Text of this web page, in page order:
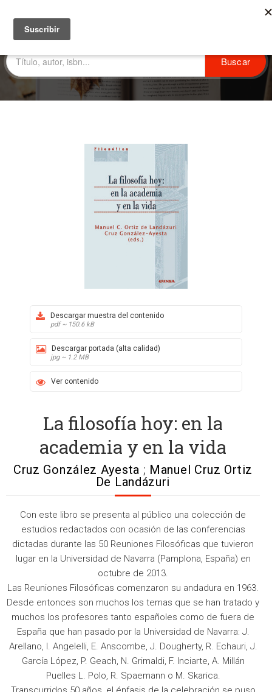
Descargar muestra del contenido
pdf ~ 150.6 kB
Descargar portada (alta calidad)
jpg ~ 1.2 MB
Ver contenido
La filosofía hoy: en la
academia y en la vida
Cruz González Ayesta ; Manuel Cruz Ortiz
De Landázuri
Con este libro se presenta al público una colección de
estudios redactados con ocasión de las conferencias
dictadas durante las 50 Reuniones Filosóficas que tuvieron
lugar en la Universidad de Navarra (Pamplona, España) en
octubre de 2013.
Las Reuniones Filosóficas comenzaron su andadura en 1963.
Desde entonces son muchos los temas que se han tratado y
muchos los profesores tanto españoles como de fuera de
España que han pasado por la Universidad de Navarra: J.
Arellano, I. Angelelli, E. Anscombe, J. Dougherty, R. Echauri, J.
García López, P. Geach, N. Grimaldi, F. Inciarte, A. Millán
Puelles L. Polo, R. Spaemann o M. Skarica.